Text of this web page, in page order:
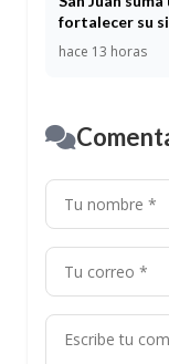
fortalecer su
hace 13 horas